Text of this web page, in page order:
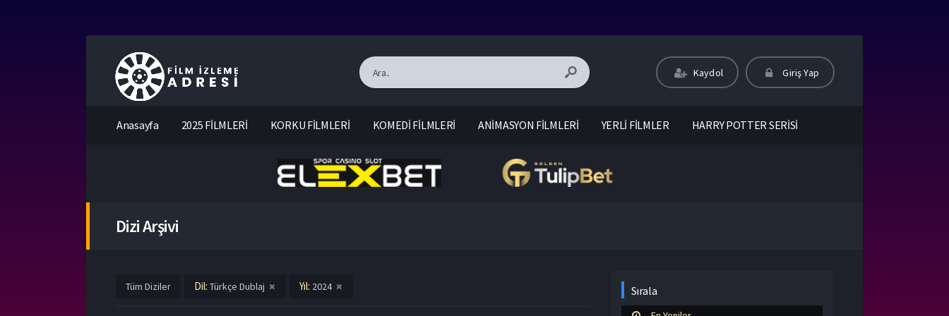
Kaydol Giriş Yap
Anasayfa 2025 FİLMLERİ KORKU FİLMLERİ KOMEDİ FİLMLERİ ANİMASYON FİLMLERİ YERLİ FİLMLER HARRY POTTER SERİSİ
Dizi Arşivi
Tüm Diziler Dil: Türkçe Dublaj Yıl: 2024 Sırala